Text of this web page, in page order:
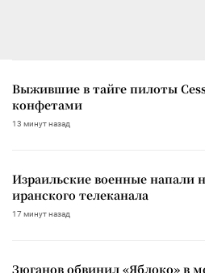
Выжившие в тайге пилоты
конфетами
13 минут назад
Израильские военные напали
иранского телеканала
17 минут назад
Зюганов обвинил «Яблоко» в